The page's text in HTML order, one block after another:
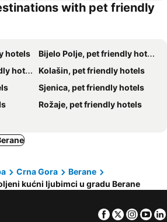
with pet friendly
hotels
Bijelo Polje, pet friendly hotels
hotels
Kolašin, pet friendly hotels
Sjenica, pet friendly hotels
Rožaje, pet friendly hotels
Crna Gora
Berane
kućni ljubimci u gradu Berane
Facebook
Twitter